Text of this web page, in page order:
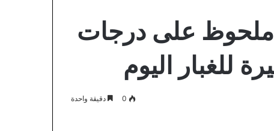
على درجات
للغبار اليوم
0 دقيقة واحدة